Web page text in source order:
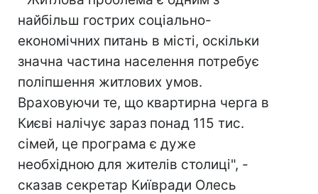
найбільш гострих соціально-
економічних питань в місті, оскільки
значна частина населення потребує
поліпшення житлових умов.
Враховуючи те, що квартирна черга в
Києві налічує зараз понад 115 тис.
сімей, це програма є дуже
необхідною для жителів столиці", -
сказав секретар Київради Олесь